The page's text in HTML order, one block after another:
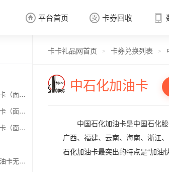
 平台首页  卡券回收
 卡券回收

中石化加油卡兑换移动充值卡（面值千万别选错）
中石化加油卡兑换联通充值卡（面值千万别选错）
中石化加油卡兑换电信充值卡（面值千万别选错）
中石化加油卡兑换中石化加油卡无卡号（面值千万别选错）
卡卡礼品网首页 > 卡券兑换列表 >
中石化加油卡
中国石化加油卡是中国石化
广西、福建、云南、海南、浙江
石化加油卡最突出的特点是“加油